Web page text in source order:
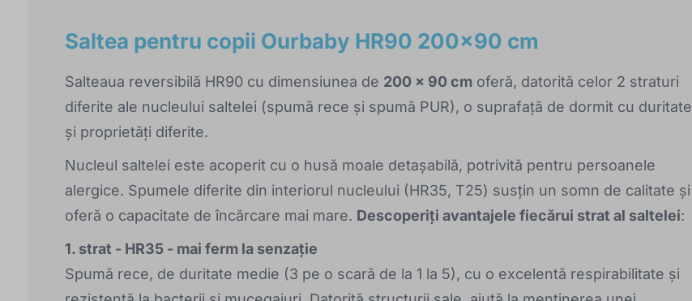
Saltea pentru copii Ourbaby HR90 200x90 cm
Salteaua reversibilă HR90 cu dimensiunea de 200 x 90 cm oferă, datorită celor 2 straturi
diferite ale nucleului saltelei (spumă rece și spumă PUR), o suprafață de dormit cu duritate
și proprietăți diferite.
Nucleul saltelei este acoperit cu o husă moale detașabilă, potrivită pentru persoanele
alergice. Spumele diferite din interiorul nucleului (HR35, T25) susțin un somn de calitate și
oferă o capacitate de încărcare mai mare. Descoperiți avantajele fiecărui strat al saltelei:
1. strat - HR35 - mai ferm la senzație
Spumă rece, de duritate medie (3 pe o scară de la 1 la 5), cu o excelentă respirabilitate și